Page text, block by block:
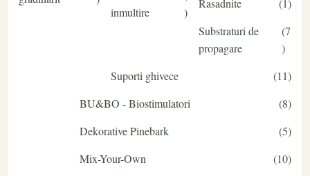
inmultire
Rasadnite
1
Substraturi de
propagare
7
Suporti ghivece 11
BU&BO - Biostimulatori
8
Dekorative Pinebark
5
Mix-Your-Own
10